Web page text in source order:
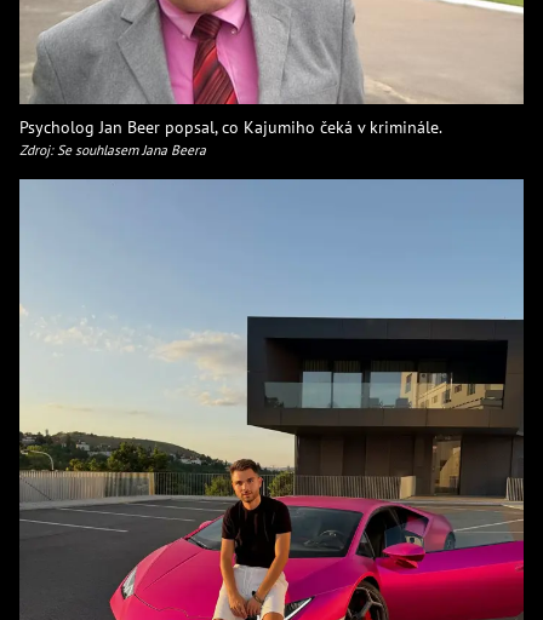
Psycholog Jan Beer popsal, co Kajumiho čeká v kriminále.
Zdroj: Se souhlasem Jana Beera